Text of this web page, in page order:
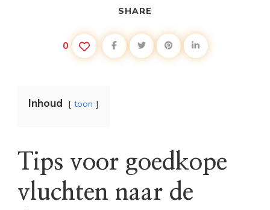
SHARE
0
Inhoud toon
Tips voor goedkope
vluchten naar de